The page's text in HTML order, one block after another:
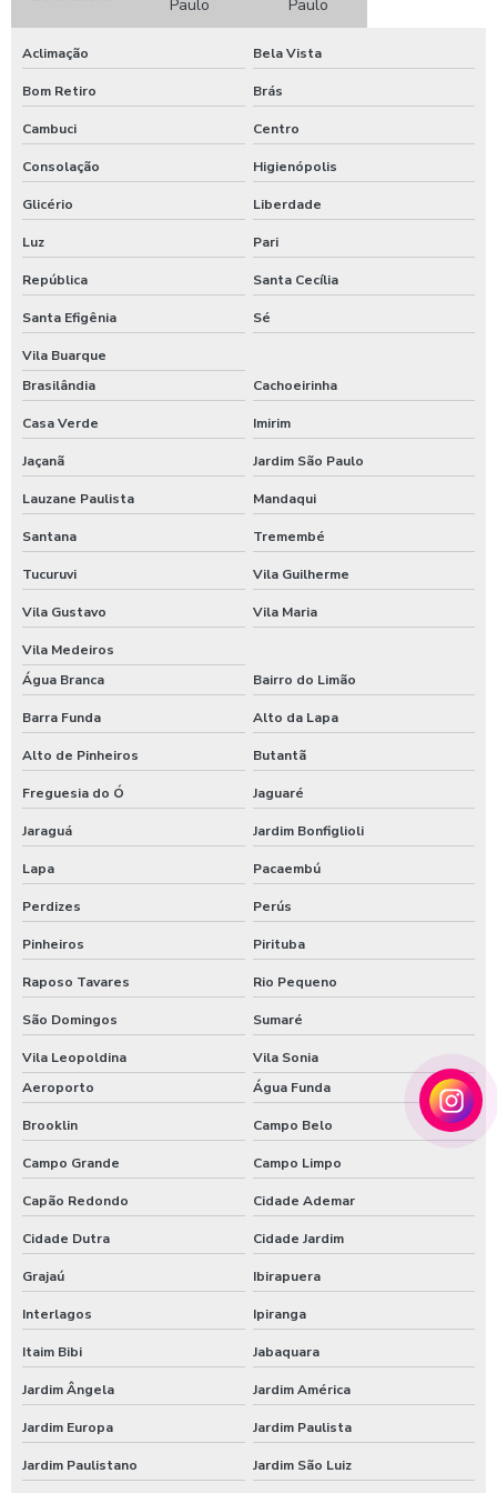
Porta antipânico
Porta antipânico 2 folhas
Porta antipânico de vidro
Porta automática com sensor
Porta com fechamento automático
Porta de vidro shopping
Porta de vidro telescópica
Porta hermética
Porta hermética batente
Porta hermética de correr
Porta telescópica
Porta telescópica de vidro
Porta automática de vidro para lojas
Porta automática de vidro residencial
Porta automática de vidro para clinicas
Porta automática de vidro hospitalar
Porta automática de vidro para padaria
Porta automática de vidro para condominio
Porta automática de vidro para shopping center
Conserto de portas de vidro automáticas
Conserto de portas de vidro automáticas em sp
Empresa de manutenção de portas automáticas
Instalação de portas automáticas residenciais
Manutenção de portas automáticas em sp
Portas automáticas para projetos arquitetônicos
Sistemas de portas automáticas para empresas
Soluções em instalação de portas automáticas
Paulo
Paulo
Aclimação Bela Vista
Bom Retiro Brás
Cambuci Centro
Consolação Higienópolis
Glicério Liberdade
Luz Pari
República Santa Cecília
Santa Efigênia Sé
Vila Buarque
Brasilândia
Cachoeirinha
Casa Verde Imirim
Jaçanã Jardim São Paulo
Lauzane Paulista Mandaqui
Santana Tremembé
Tucuruvi Vila Guilherme
Vila Gustavo Vila Maria
Vila Medeiros
Água Branca
Bairro do Limão
Barra Funda Alto da Lapa
Alto de Pinheiros Butantã
Freguesia do Ó Jaguaré
Jaraguá Jardim Bonfiglioli
Lapa Pacaembú
Perdizes Perús
Pinheiros Pirituba
Raposo Tavares Rio Pequeno
São Domingos Sumaré
Vila Leopoldina
Vila Sonia
Aeroporto
Água Funda
Brooklin Campo Belo
Campo Grande Campo Limpo
Capão Redondo Cidade Ademar
Cidade Dutra Cidade Jardim
Grajaú Ibirapuera
Interlagos Ipiranga
Itaim Bibi Jabaquara
Jardim Ângela Jardim América
Jardim Europa Jardim Paulista
Jardim Paulistano Jardim São Luiz